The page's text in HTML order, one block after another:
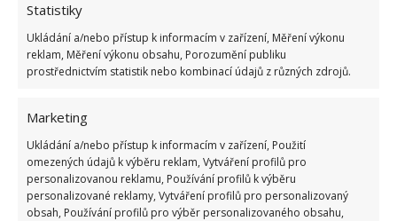
Statistiky
Ukládání a/nebo přístup k informacím v zařízení, Měření výkonu
reklam, Měření výkonu obsahu, Porozumění publiku
prostřednictvím statistik nebo kombinací údajů z různých zdrojů.
Marketing
Ukládání a/nebo přístup k informacím v zařízení, Použití
omezených údajů k výběru reklam, Vytváření profilů pro
personalizovanou reklamu, Používání profilů k výběru
personalizované reklamy, Vytváření profilů pro personalizovaný
obsah, Používání profilů pro výběr personalizovaného obsahu,
Kvíz na téma pionýrské tábory za socialismu:
Kdo je zažil, bez problému získá 12 ze 12 bodů
Test znalostí o každodenní realitě za
komunismu: 10 retro otázek ukáže, kdo má
dobrý přehled
23.6.2026